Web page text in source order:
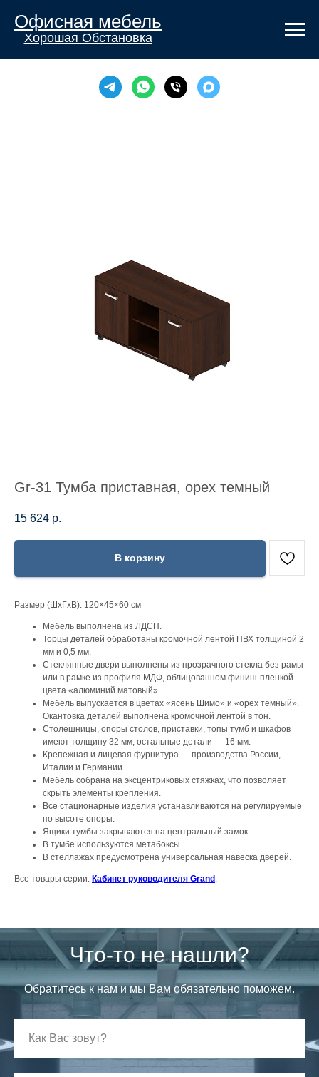
Офисная мебель
Хорошая Обстановка
Gr-31 Тумба приставная, орех темный
15 624 р.
В корзину
Размер (ШхГхВ): 120×45×60 см
Мебель выполнена из ЛДСП.
Торцы деталей обработаны кромочной лентой ПВХ толщиной 2
мм и 0,5 мм.
Стеклянные двери выполнены из прозрачного стекла без рамы
или в рамке из профиля МДФ, облицованном финиш-пленкой
цвета «алюминий матовый».
Мебель выпускается в цветах «ясень Шимо» и «орех темный».
Окантовка деталей выполнена кромочной лентой в тон.
Столешницы, опоры столов, приставки, топы тумб и шкафов
имеют толщину 32 мм, остальные детали — 16 мм.
Крепежная и лицевая фурнитура — производства России,
Италии и Германии.
Мебель собрана на эксцентриковых стяжках, что позволяет
скрыть элементы крепления.
Все стационарные изделия устанавливаются на регулируемые
по высоте опоры.
Ящики тумбы закрываются на центральный замок.
В тумбе используются метабоксы.
В стеллажах предусмотрена универсальная навеска дверей.
Все товары серии: Кабинет руководителя Grand
Что-то не нашли?
Обратитесь к нам и мы Вам обязательно поможем.